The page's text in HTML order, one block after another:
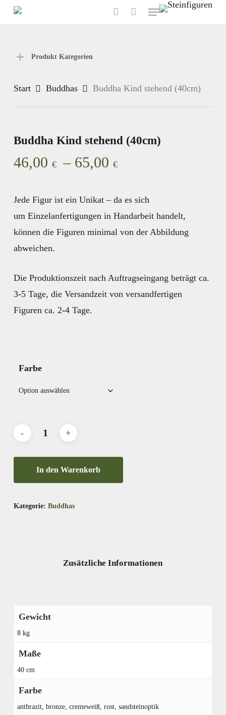
Skip
content
Menu
Produkt Kategorien
Start Buddhas Buddha Kind stehend (40cm)
Buddha Kind stehend (40cm)
46,00 € – 65,00 €
65,00 €
Jede Figur ist ein Unikat – da es sich
um Einzelanfertigungen in Handarbeithandelt,
können die Figuren minimal von der Abbildung
abweichen.
Die Produktionszeit nach Auftragseingang beträgt ca.
3-5 Tage, die Versandzeit von versandfertigen
Figuren ca. 2-4 Tage.
Farbe
In den Warenkorb
Kategorie: Buddhas
Zusätzliche Informationen
Gewicht
8 kg
Maße
40 cm
Farbe
anthrazit, bronze, cremeweiß, rost, sandsteinoptik